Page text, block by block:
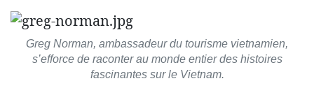
Greg Norman, ambassadeur du tourisme vietnamien,
s’efforce de raconter au monde entier des histoires
fascinantes sur le Vietnam.